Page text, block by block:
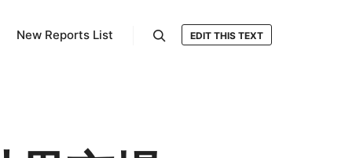
New Reports List EDIT THIS TEXT